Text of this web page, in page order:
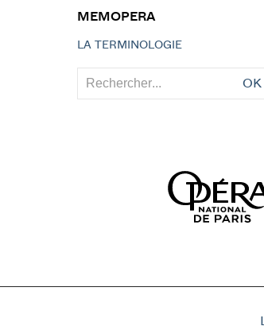
MEMOPERA
LA TERMINOLOGIE
OK